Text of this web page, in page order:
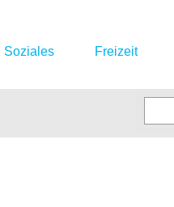
Soziales Freizeit